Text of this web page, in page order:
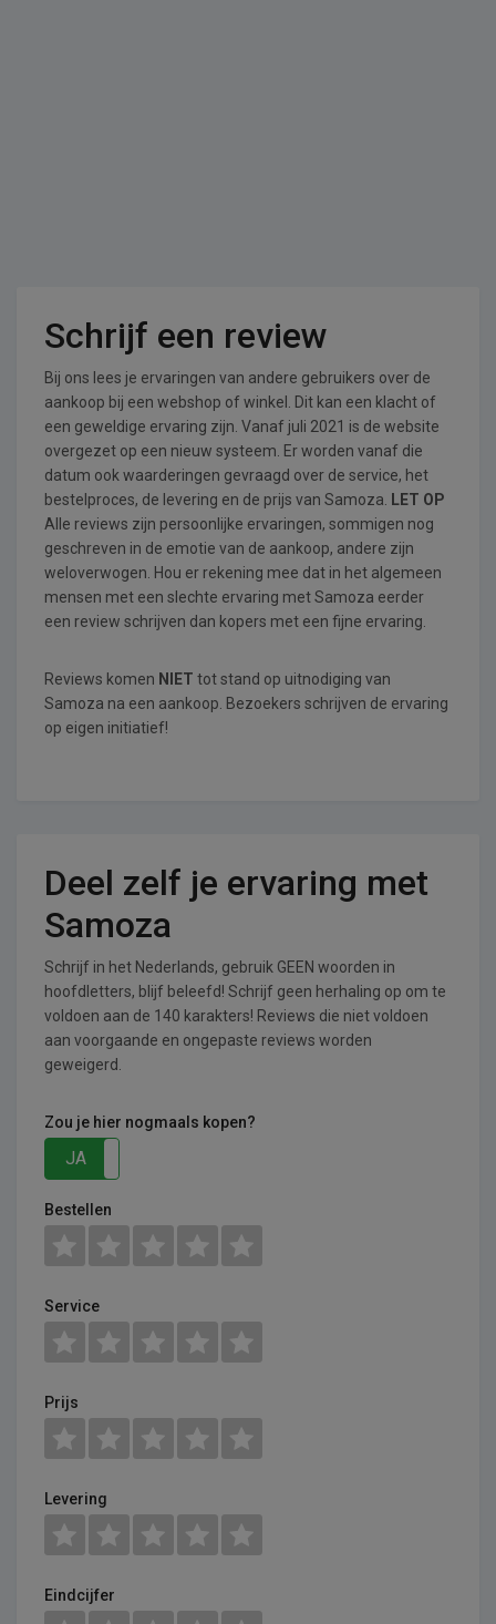
Schrijf een review
Bij ons lees je ervaringen van andere gebruikers over de
aankoop bij een webshop of winkel. Dit kan een klacht of
een geweldige ervaring zijn. Vanaf juli 2021 is de website
overgezet op een nieuw systeem. Er worden vanaf die
datum ook waarderingen gevraagd over de service, het
bestelproces, de levering en de prijs van Samoza.
LET OP
Alle reviews zijn persoonlijke ervaringen, sommigen nog
geschreven in de emotie van de aankoop, andere zijn
weloverwogen. Hou er rekening mee dat in het algemeen
mensen met een slechte ervaring met Samoza eerder
een review schrijven dan kopers met een fijne ervaring.
Reviews komen NIET tot stand op uitnodiging van
Samoza na een aankoop. Bezoekers schrijven de ervaring
op eigen initiatief!
Deel zelf je ervaring met
Samoza
Schrijf in het Nederlands, gebruik GEEN woorden in
hoofdletters, blijf beleefd! Schrijf geen herhaling op om te
voldoen aan de 140 karakters! Reviews die niet voldoen
aan voorgaande en ongepaste reviews worden
geweigerd.
Zou je hier nogmaals kopen?
JA
Bestellen
Service
Prijs
Levering
Eindcijfer